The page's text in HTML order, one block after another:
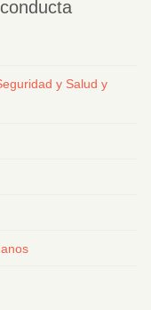
y Salud y